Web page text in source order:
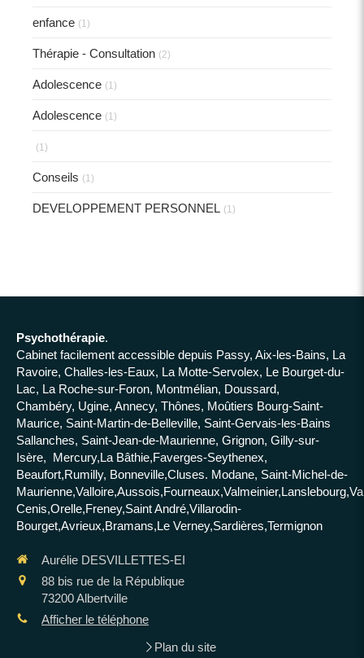
enfance (1)
Thérapie - Consultation (2)
Adolescence (1)
Adolescence (1)
(1)
Conseils (1)
DEVELOPPEMENT PERSONNEL (1)
Psychothérapie.
Cabinet facilement accessible depuis Passy, Aix-les-Bains, La
Ravoire, Challes-les-Eaux, La Motte-Servolex, Le Bourget-du-
Lac, La Roche-sur-Foron, Montmélian, Doussard,
Chambéry, Ugine, Annecy, Thônes, Moûtiers Bourg-Saint-
Maurice, Saint-Martin-de-Belleville, Saint-Gervais-les-Bains
Sallanches, Saint-Jean-de-Maurienne, Grignon, Gilly-sur-
Isère, Mercury,La Bâthie,Faverges-Seythenex,
Beaufort,Rumilly, Bonneville,Cluses. Modane, Saint-Michel-de-
Cenis,Orelle,Freney,Saint André,Villarodin-
Bourget,Avrieux,Bramans,Le Verney,Sardières,Termignon
Aurélie DESVILLETTES-EI
88 bis rue de la République
73200Albertville
Afficher le téléphone
Plan du site